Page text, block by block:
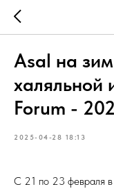
Asal на
халяльной
Forum -
2025-04-28 18:13
С 21 по 23 февраля